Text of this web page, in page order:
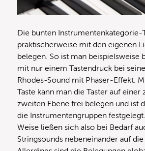
Die bunten Instrumentenkategorie-
praktischerweise mit den eigenen
belegen. So ist man beispielsweise
mit nur einem Tastendruck bei
Rhodes-Sound mit Phaser-Effekt.
Taste kann man die Taster auf einer
zweiten Ebene frei belegen und ist
die Instrumentengruppen
Weise ließen sich also bei Bedarf
Stringsounds nebeneinander auf die